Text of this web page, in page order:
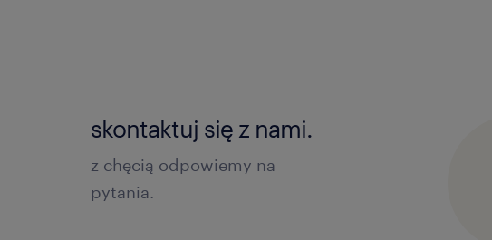
skontaktuj się z nami.
z chęcią odpowiemy na
pytania.